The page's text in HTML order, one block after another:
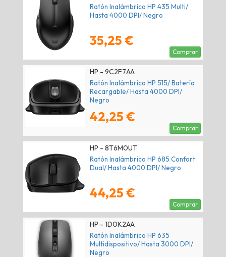
Ratón Inalámbrico HP 435 Multi/
Hasta 4000 DPI/ Negro
35,25 €
Comprar
HP - 9C2F7AA
Ratón Inalámbrico HP 515/ Batería
Recargable/ Hasta 4000 DPI/
Negro
42,25 €
Comprar
HP - 8T6M0UT
Ratón Inalámbrico HP 685 Confort
Dual/ Hasta 4000 DPI/ Negro
44,25 €
Comprar
HP - 1D0K2AA
Ratón Inalámbrico HP 635
Multidispositivo/ Hasta 3000 DPI/
Negro